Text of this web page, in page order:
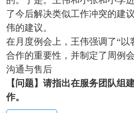
了今后解决类似工作冲突的建
伟的建议。
在月度例会上，王伟强调了“以
合作的重要性，并制定了周例
沟通与售后
【问题】 请指出在服务团队组
作。